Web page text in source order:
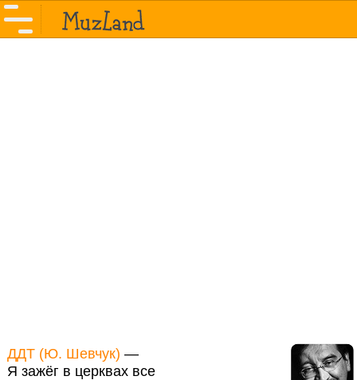
ДДТ (Ю. Шевчук) —
Я зажёг в церквах все